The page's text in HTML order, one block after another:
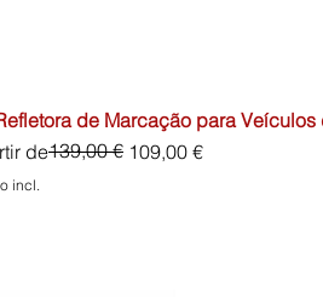
de Marcação para
de
normal139,00 € 109,00 €
promocional
incl.